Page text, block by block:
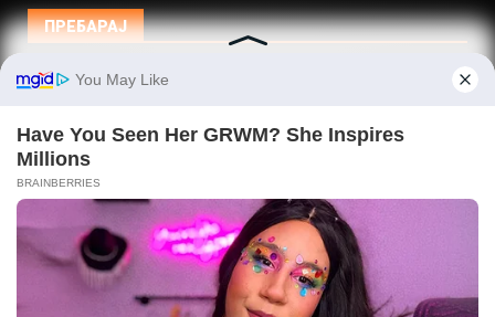
ПРЕБАРАЈ
Македонија
© Copyright 2026 Gladiator - Powered by dbT18
DarkNews
by AF themes.